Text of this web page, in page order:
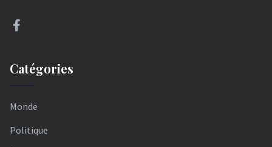
Catégories
Monde
Politique